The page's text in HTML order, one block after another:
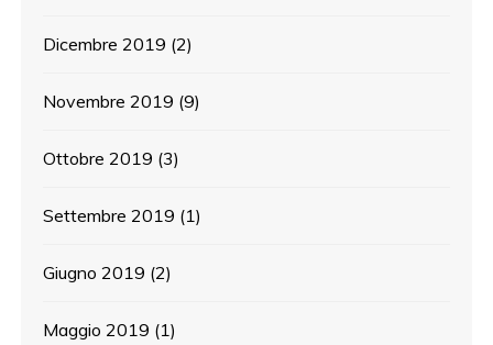
Dicembre 2019 (2)
Novembre 2019 (9)
Ottobre 2019 (3)
Settembre 2019 (1)
Giugno 2019 (2)
Maggio 2019 (1)